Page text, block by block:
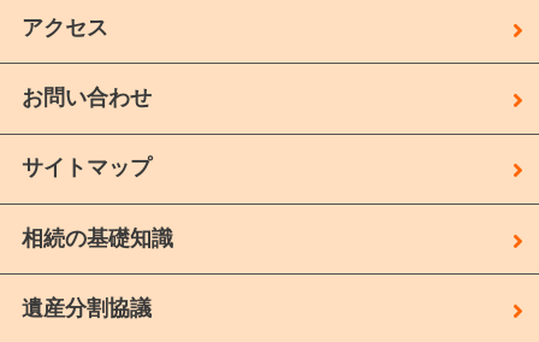
アクセス
お問い合わせ
サイトマップ
相続の基礎知識
遺産分割協議